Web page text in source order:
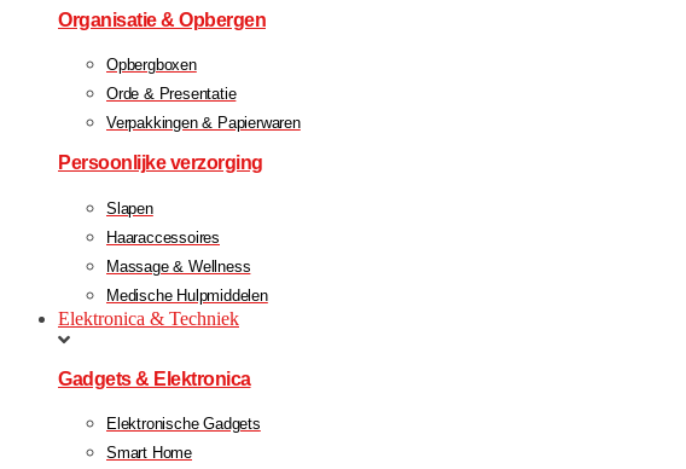
Organisatie & Opbergen
Opbergboxen
Orde & Presentatie
Verpakkingen & Papierwaren
Persoonlijke verzorging
Slapen
Haaraccessoires
Massage & Wellness
Medische Hulpmiddelen
Elektronica & Techniek
Gadgets & Elektronica
Elektronische Gadgets
Smart Home